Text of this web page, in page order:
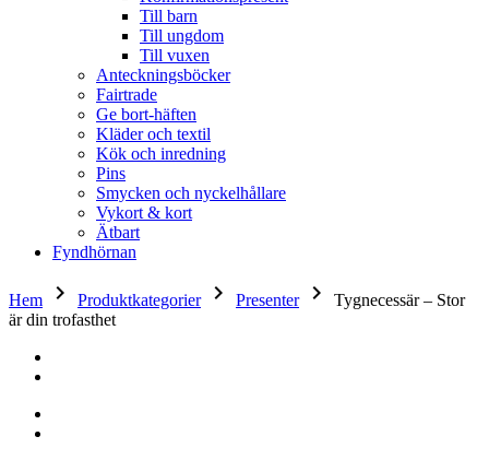
Till barn
Till ungdom
Till vuxen
Anteckningsböcker
Fairtrade
Ge bort-häften
Kläder och textil
Kök och inredning
Pins
Smycken och nyckelhållare
Vykort & kort
Ätbart
Fyndhörnan
Hem keyboard_arrow_right Produktkategorier keyboard_arrow_right Presenter keyboard_arrow_right
Tygnecessär – Stor
är din trofasthet